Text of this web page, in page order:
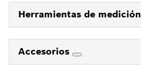
Herramientas de medición
Accesorios